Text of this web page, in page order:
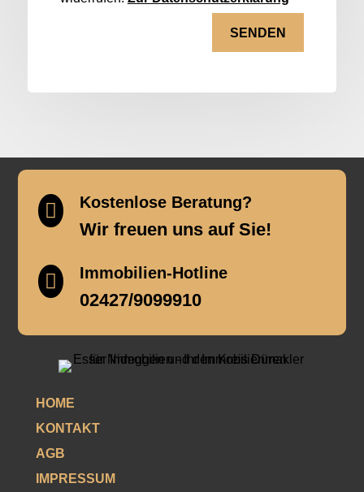
SENDEN
 Kostenlose Beratung?
Wir freuen uns auf Sie!
 Immobilien-Hotline
02427/9099910
HOME
KONTAKT
AGB
IMPRESSUM